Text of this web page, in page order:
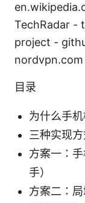
TechRadar -
project -
nordvpn.com
目录
为什么手
三种实现
方案一：
手）
方案二：